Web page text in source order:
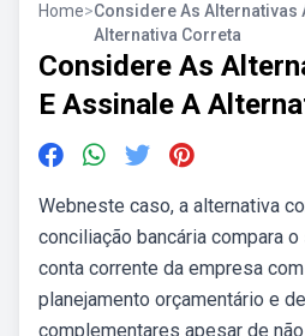
Home>Considere As Alternativas
Alternativa Correta
Considere As
E Assinale A
Webneste caso, a alternativa
conciliação bancária compara
conta corrente da empresa
planejamento orçamentário e
complementares apesar de